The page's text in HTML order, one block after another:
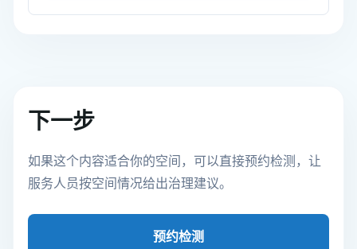
下一步
如果这个内容适合你的空间，可以直接预约检测，让
服务人员按空间情况给出治理建议。
预约检测